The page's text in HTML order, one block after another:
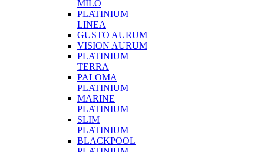
MILO
PLATINIUM
LINEA
GUSTO AURUM
VISION AURUM
PLATINIUM
TERRA
PALOMA
PLATINIUM
MARINE
PLATINIUM
SLIM
PLATINIUM
BLACKPOOL